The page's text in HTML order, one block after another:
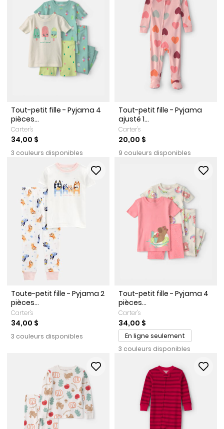
Tout-petit fille - Pyjama 4
pièces...
Carter's
34,00 $
3 couleurs disponibles
Tout-petit fille - Pyjama
ajusté 1...
Carter's
20,00 $
9 couleurs disponibles
Toute-petit fille - Pyjama 2
pièces...
Carter's
34,00 $
3 couleurs disponibles
Tout-petit fille - Pyjama 4
pièces...
Carter's
34,00 $
En ligne seulement
3 couleurs disponibles